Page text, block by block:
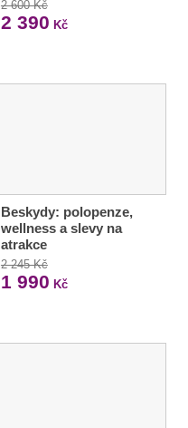
2 600 Kč
2 390 Kč
Beskydy: polopenze,
wellness a slevy na
atrakce
2 245 Kč
1 990 Kč